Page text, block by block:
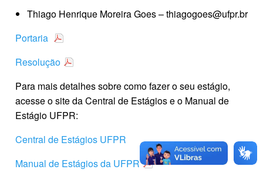
Thiago Henrique Moreira Goes – thiagogoes@ufpr.br
Portaria
Resolução
Para mais detalhes sobre como fazer o seu estágio,
acesse o site da Central de Estágios e o Manual de
Estágio UFPR:
Central de Estágios UFPR
Manual de Estágios da UFPR